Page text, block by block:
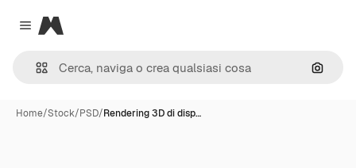
Close menu
Magnific
Cerca
Home/Stock/PSD/Rendering 3D di disp…